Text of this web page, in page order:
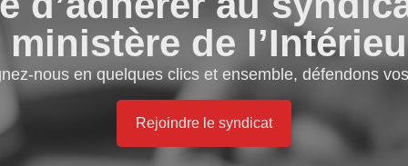
de
nous en quelques clics et ensemble, défendons
Rejoindre le syndicat